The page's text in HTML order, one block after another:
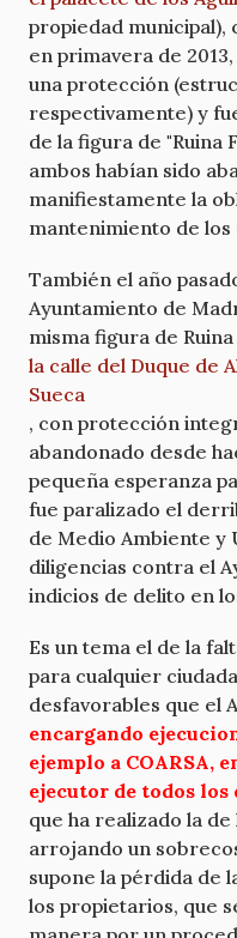
propiedad municipal),
en primavera de
una protección
respectivamente) y
de la figura de "Ruina
ambos habían sido
manifiestamente la
mantenimiento de los
También el año
Ayuntamiento de
misma figura de
la calle del Duque de
Sueca
, con protección
abandonado desde
pequeña esperanza
fue paralizado el
de Medio Ambiente y
diligencias contra el
indicios de delito en
Es un tema el de la
para cualquier
desfavorables que el
encargando
ejemplo a COARSA,
ejecutor de todos
que ha realizado la de
arrojando un
supone la pérdida de
los propietarios, que